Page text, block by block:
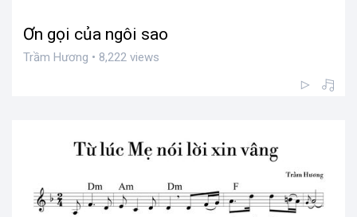
Ơn gọi của ngôi sao
Trầm Hương • 8,222 views